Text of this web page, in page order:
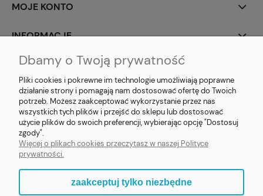
MOJE KONTO
INFORMACJE
SOCIAL MEDIA
E-prezent.org|sprzedaz@e-prezent.org.pl| Tel.:511546060| NIP:
1133029322 | REGON: 388212193 | Skaryszewska 12, 03-802 Warszawa
© 2021 Księgarnia PREZENT
Dbamy o Twoją prywatność
Pliki cookies i pokrewne im technologie umożliwiają poprawne
działanie strony i pomagają nam dostosować ofertę do Twoich
potrzeb. Możesz zaakceptować wykorzystanie przez nas
wszystkich tych plików i przejść do sklepu lub dostosować
użycie plików do swoich preferencji, wybierając opcję "Dostosuj
zgody".
Więcej o plikach cookies przeczytasz w naszej Polityce
prywatności.
zaakceptuj tylko niezbędne